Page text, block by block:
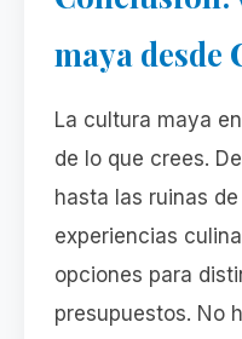
maya desde
La cultura maya
de lo que crees.
hasta las ruinas
experiencias
opciones para
presupuestos. No